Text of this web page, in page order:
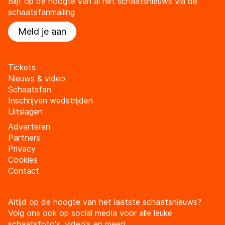
schaatsfanmailing
Meld je aan
Tickets
Nieuws & video
Schaatsfan
Inschrijven wedstrijden
Uitslagen
Adverteren
Partners
Privacy
Cookies
Contact
Altijd op de hoogte van het laatste schaatsnieuws?
Volg ons ook op social media voor alle leuke